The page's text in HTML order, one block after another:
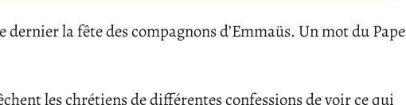
la fête des compagnons d’Emmaüs. Un mot du Pape
les chrétiens de différentes confessions de voir ce qui